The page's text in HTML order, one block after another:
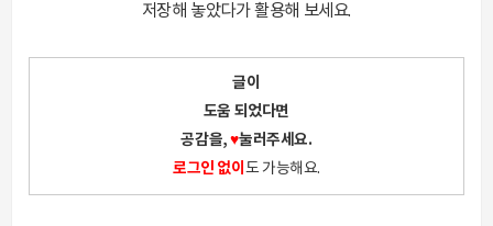
저장해 놓았다가 활용해 보세요.
글이
도움 되었다면
공감을,♥눌러주세요.
로그인 없이 도 가능해요.